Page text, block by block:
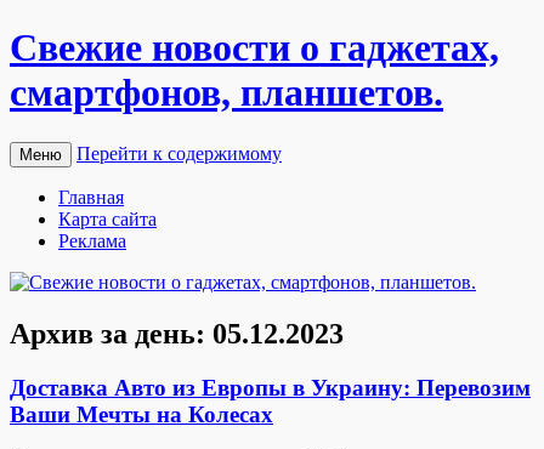
Свежие новости о гаджетах,
смартфонов, планшетов.
Меню Перейти к содержимому
Главная
Карта сайта
Реклама
Архив за день: 05.12.2023
Доставка Авто из Европы в Украину: Перевозим
Ваши Мечты на Колесах